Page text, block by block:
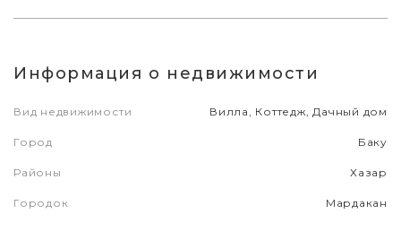
Информация о недвижимости
Вид недвижимости Вилла, Коттедж, Дачный дом
Город Баку
Районы Хазар
Городок Мардакан